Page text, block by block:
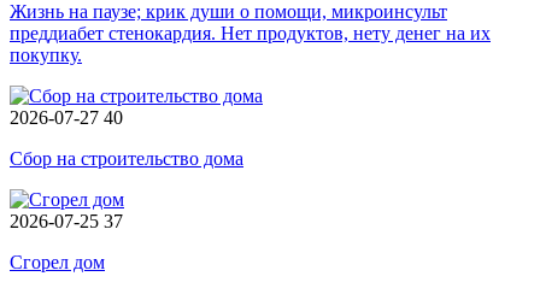
Жизнь на паузе; крик души о помощи, микроинсульт
преддиабет стенокардия. Нет продуктов, нету денег на их
покупку.
2026-07-27 40
Сбор на строительство дома
2026-07-25 37
Сгорел дом